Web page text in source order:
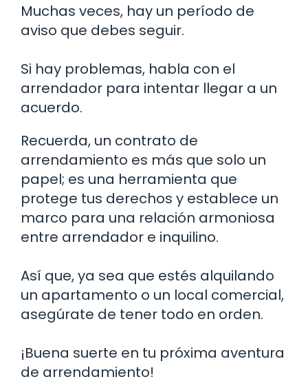
Muchas veces, hay un período de
aviso que debes seguir.
Si hay problemas, habla con el
arrendador para intentar llegar a un
acuerdo.
Recuerda, un contrato de
arrendamiento es más que solo un
papel; es una herramienta que
protege tus derechos y establece un
marco para una relación armoniosa
entre arrendador e inquilino.
Así que, ya sea que estés alquilando
un apartamento o un local comercial,
asegúrate de tener todo en orden.
¡Buena suerte en tu próxima aventura
de arrendamiento!